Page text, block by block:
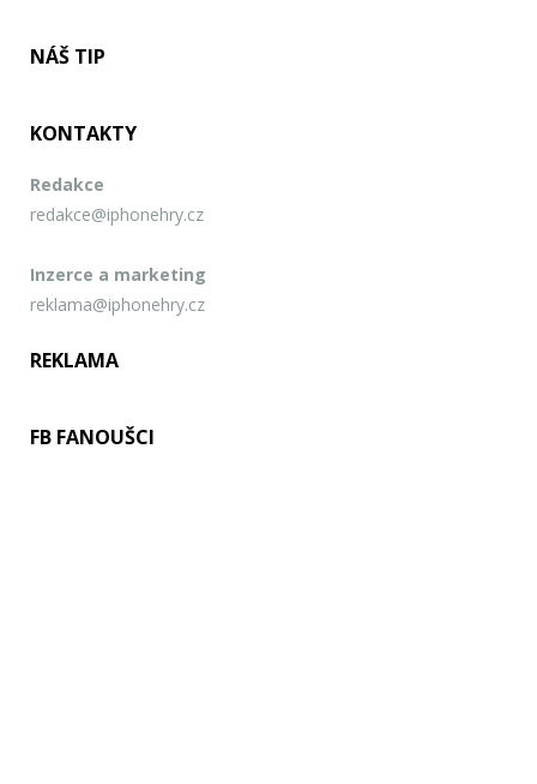
NÁŠ TIP
KONTAKTY
Redakce
redakce@iphonehry.cz
Inzerce a marketing
reklama@iphonehry.cz
REKLAMA
FB FANOUŠCI